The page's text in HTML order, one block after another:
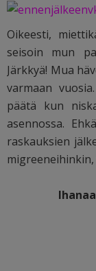
Oikeesti,
seisoin mun
Järkkyä! Mua
varmaan
päätä kun
asennossa.
raskauksien